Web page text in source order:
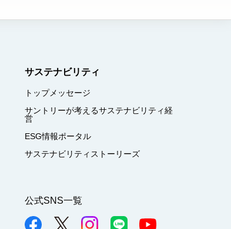
サステナビリティ
トップメッセージ
サントリーが考えるサステナビリティ経
営
ESG情報ポータル
サステナビリティストーリーズ
公式SNS一覧